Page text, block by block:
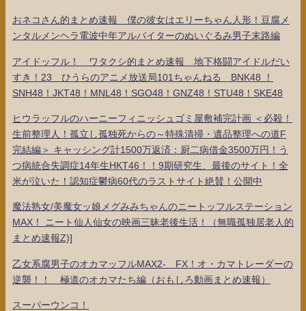
おネコさん的まとめ速報 僕の彼女はエリーちゃん人形！豆腐メ
ンタルメンヘラ電波中年アルバイターのぬいぐるみ男子末路編
アイドッフル！ ワタクシ的まとめ速報 地下格闘アイドルだい
すき！23 ひうらのアニメ放送局101ちゃんねる BNK48 ！
SNH48！JKT48！MNL48！SGO48！GNZ48！STU48！SKE48
ヒウラッフルのハーニーフィニッシュゴミ屋敷補完計画 ＜必殺！
生前整理人！孤立し孤独死からの～特殊清掃・遺品整理への道F
完結編＞ キャッシング計1500万返済：厨二病借金3500万円！う
つ病統合失調症14年生HKT46！！9期研究生、最後のサイト！全
米が泣いた！認知症鬱病60代のラストサイト絶賛！公開中
魔法熟女/美魔女ッ娘メグみみちゃんのニートッフルステーション
MAX！ ニート仙人仙女の映画三昧老後生活！（無職孤独居老人的
まとめ速報Z)]
乙女系腐男子のオカマッフルMAX2- FX！オ・カマトレーダーの
逆襲！！ 極道のオカマたち編（おもしろ動画まとめ速報）
スーパーウンコ！